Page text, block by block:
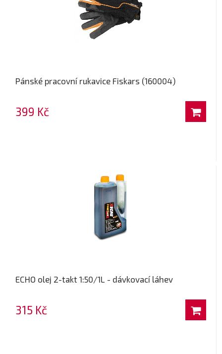
Pánské pracovní rukavice Fiskars (160004)
399 Kč
ECHO olej 2-takt 1:50/1L - dávkovací láhev
315 Kč